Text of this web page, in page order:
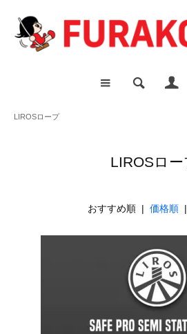
LIROSロープ
LIROSロー
おすすめ順 | 価格順 |